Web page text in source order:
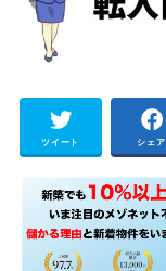
ツイート シェア